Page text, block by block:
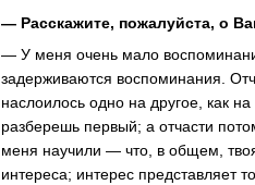
— Расскажите, пожалуйста, о
— У меня очень мало
задерживаются воспоминания.
наслоилось одно на другое, как
разберешь первый; а отчасти
меня научили — что, в общем,
интереса; интерес представляет